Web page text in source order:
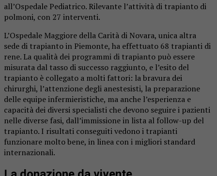
all’Ospedale Pediatrico. Rilevante l’attività di trapianto di
polmoni, con 27 interventi.
L’Ospedale Maggiore della Carità di Novara, unica altra
sede di trapianto in Piemonte, ha effettuato 68 trapianti di
rene. La qualità dei programmi di trapianto può essere
misurata dal tasso di successo raggiunto, e l’esito del
trapianto è collegato a molti fattori: la bravura dei
chirurghi, l’attenzione degli anestesisti, la preparazione
delle equipe infermieristiche, ma anche l’esperienza e
capacità dei diversi specialisti che devono seguire i pazienti
nelle diverse fasi, dall’immissione in lista al follow-up del
trapianto. I risultati conseguiti vedono i trapianti
funzionare molto bene, in linea con i migliori standard
internazionali.